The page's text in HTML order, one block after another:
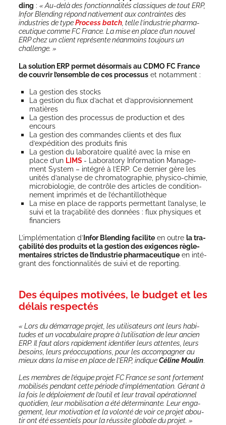
ding : « Au-delà des fonc­tion­na­li­tés clas­siques de tout ERP,
Infor Blen­ding répond nati­ve­ment aux contraintes des
indus­tries de typePro­cess batch, telle l’industrie phar­ma­
ceu­tique comme FC France. La mise en place d’un nou­vel
ERP chez un client repré­sente néan­moins tou­jours un
challenge. »
La solu­tion ERP per­met désor­mais au CDMO FC France
de cou­vrir l’ensemble de ces pro­ces­suset notamment :
La ges­tion des stocks
La ges­tion du flux d’achat et d’approvisionnement
matières
La ges­tion des pro­ces­sus de pro­duc­tion et des
encours
La ges­tion des com­mandes clients et des flux
d’expédition des pro­duits finis
La ges­tion du labo­ra­toire qua­li­té avec la mise en
place d’un LIMS - Labo­ra­to­ry Infor­ma­tion Mana­ge­
ment Sys­tem – inté­gré à l’ERP. Ce der­nier gère les
uni­tés d’analyse de chro­ma­to­gra­phie, phy­si­co-chi­mie,
micro­bio­lo­gie, de contrôle des articles de condi­tion­
ne­ment impri­més et de l’échantillothèque
La mise en place de rap­ports per­met­tant l’analyse, le
sui­vi et la tra­ça­bi­li­té des don­nées : flux phy­siques et
financiers
L’implémentation d’Infor Blen­ding faci­liteen outre la tra­
ça­bi­li­té des pro­duits et la ges­tion des exi­gences règle­
men­taires strictes de l’industrie phar­ma­ceu­tiqueen inté­
grant des fonc­tion­na­li­tés de sui­vi et de reporting.
Des équipes motivées, le budget et les
délais respectés
« Lors du démar­rage pro­jet, les uti­li­sa­teurs ont leurs habi­
tudes et un voca­bu­laire propre à l’utilisation de leur ancien
ERP. Il faut alors rapi­de­ment iden­ti­fier leurs attentes, leurs
besoins, leurs pré­oc­cu­pa­tions, pour les accom­pa­gner au
mieux dans la mise en place de l’ERP, indiqueCéline Mou­lin.
Les membres de l’équipe pro­jet FC France se sont for­te­ment
mobi­li­sés pen­dant cette période d’implémentation. Gérant à
la fois le déploie­ment de l’outil et leur tra­vail opé­ra­tion­nel
quo­ti­dien, leur mobi­li­sa­tion a été déter­mi­nante. Leur enga­
ge­ment, leur moti­va­tion et la volon­té de voir ce pro­jet abou­
tir ont été essen­tiels pour la réus­site glo­bale du projet. »